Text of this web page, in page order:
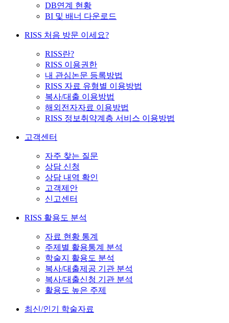
DB연계 현황
BI 및 배너 다운로드
RISS 처음 방문 이세요?
RISS란?
RISS 이용권한
내 관심논문 등록방법
RISS 자료 유형별 이용방법
복사/대출 이용방법
해외전자자료 이용방법
RISS 정보취약계층 서비스 이용방법
고객센터
자주 찾는 질문
상담 신청
상담 내역 확인
고객제안
신고센터
RISS 활용도 분석
자료 현황 통계
주제별 활용통계 분석
학술지 활용도 분석
복사/대출제공 기관 분석
복사/대출신청 기관 분석
활용도 높은 주제
최신/인기 학술자료